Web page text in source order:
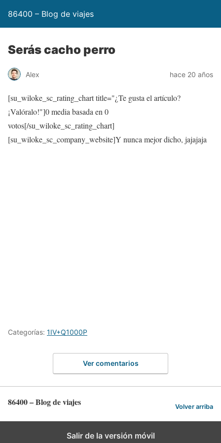
86400 – Blog de viajes
Serás cacho perro
Alex hace 20 años
[su_wiloke_sc_rating_chart title="¿Te gusta el artículo?
¡Valóralo!"]0media basada en 0
votos[/su_wiloke_sc_rating_chart]
[su_wiloke_sc_company_website]Y nunca mejor dicho, jajajaja
Categorías: 1IV+Q1000P
Ver comentarios
86400 – Blog de viajes Volver arriba
Salir de la versión móvil